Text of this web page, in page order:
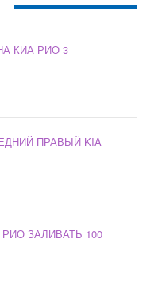
КИА РИО 3
ПРАВЫЙ KIA
ЗАЛИВАТЬ 100